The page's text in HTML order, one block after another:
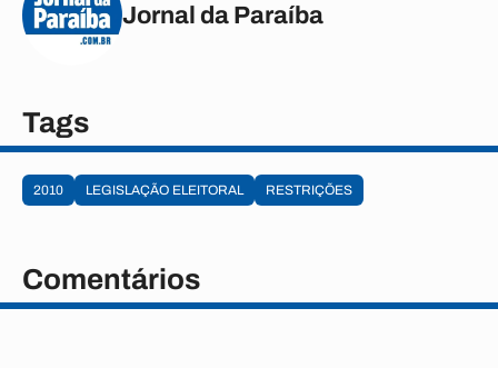
Jornal da Paraíba
Tags
2010 LEGISLAÇÃO ELEITORAL RESTRIÇÕES
Comentários